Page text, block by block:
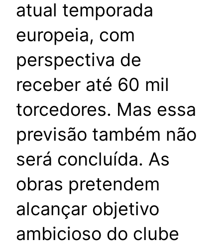
atual temporada
europeia, com
perspectiva de
receber até 60 mil
torcedores. Mas essa
previsão também não
será concluída. As
obras pretendem
alcançar objetivo
ambicioso do clube